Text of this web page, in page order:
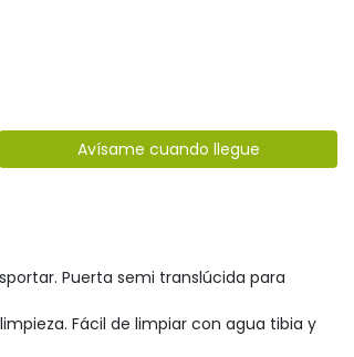
Avísame cuando llegue
Puerta semi translúcida para
Fácil de limpiar con agua tibia y